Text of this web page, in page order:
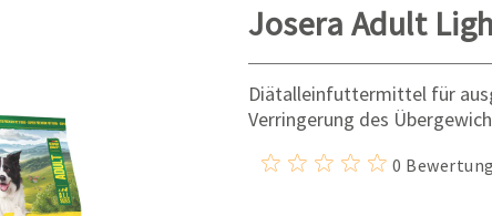
Josera Adult
Diätalleinfuttermittel für
Verringerung des
0